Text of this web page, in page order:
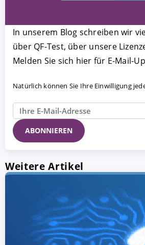
In unserem Blog schreiben wir
über QF-Test, über unsere
Melden Sie sich hier für E-Mail-
Natürlich können Sie Ihre Einwilligung
Weitere Artikel